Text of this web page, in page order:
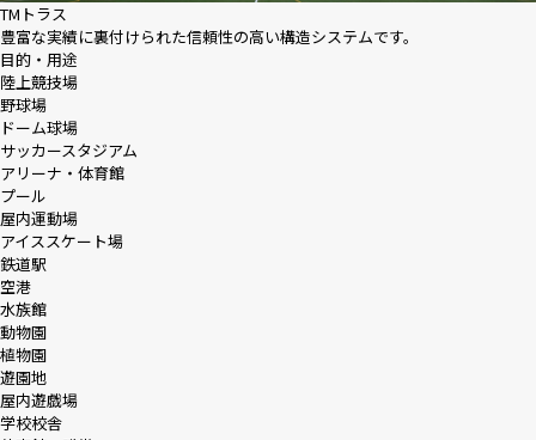
TMトラス
豊富な実績に裏付けられた信頼性の高い構造システムです。
目的・用途
陸上競技場
野球場
ドーム球場
サッカースタジアム
アリーナ・体育館
プール
屋内運動場
アイススケート場
鉄道駅
空港
水族館
動物園
植物園
遊園地
屋内遊戯場
学校校舎